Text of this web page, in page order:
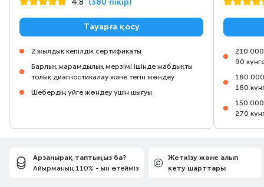
4.8 (380 пікір)
Тауарға қосу
2 жылдық кепілдік сертификаты
Барлық жарамдылық мерзімі ішінде жабдықты
толық диагностикалау және тегін жөндеу
Шебердің үйге жөндеу үшін шығуы
210 000
90
180 000
180
150 000
270
Арзанырақ таптыңыз ба?
Айырманың 110% - ын өтейміз
Жеткізу және алып
кету шарттары